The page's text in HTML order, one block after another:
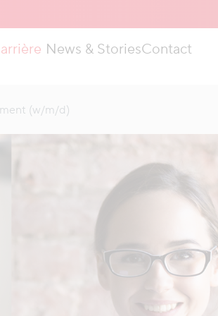
News & StoriesContact
(w/m/d)